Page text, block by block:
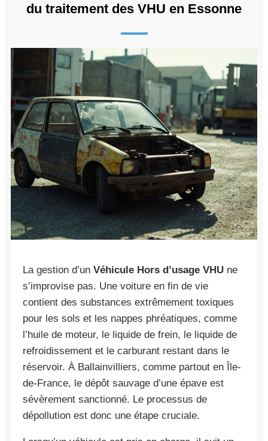
du traitement des VHU en Essonne
La gestion d’un Véhicule Hors d’usage VHU ne
s’improvise pas. Une voiture en fin de vie
contient des substances extrêmement toxiques
pour les sols et les nappes phréatiques, comme
l’huile de moteur, le liquide de frein, le liquide de
refroidissement et le carburant restant dans le
réservoir. À Ballainvilliers, comme partout en Île-
de-France, le dépôt sauvage d’une épave est
sévèrement sanctionné. Le processus de
dépollution est donc une étape cruciale.